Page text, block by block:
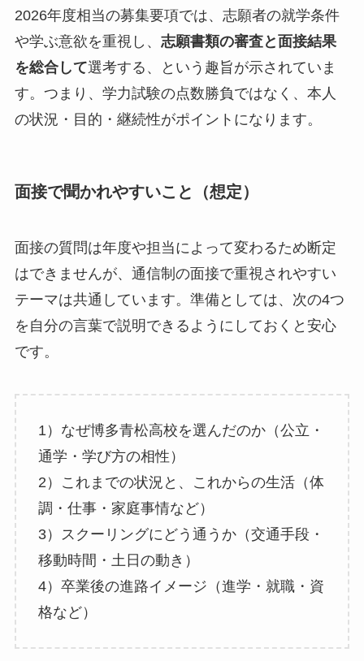
2026年度相当の募集要項では、志願者の就学条件
や学ぶ意欲を重視し、 志願書類の審査と面接結果
を総合して選考する、という趣旨が示されていま
す。つまり、学力試験の点数勝負ではなく、本人
の状況・目的・継続性がポイントになります。
面接で聞かれやすいこと（想定）
面接の質問は年度や担当によって変わるため断定
はできませんが、通信制の面接で重視されやすい
テーマは共通しています。準備としては、次の4つ
を自分の言葉で説明できるようにしておくと安心
です。
1）なぜ博多青松高校を選んだのか（公立・
通学・学び方の相性）
2）これまでの状況と、これからの生活（体
調・仕事・家庭事情など）
3）スクーリングにどう通うか（交通手段・
移動時間・土日の動き）
4）卒業後の進路イメージ（進学・就職・資
格など）